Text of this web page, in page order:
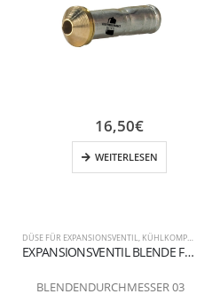
DÜSE FÜR EXPANSIONSVENTIL KÜHLKOMPONENTEN
EXPANSIONSVENTIL BLENDE FLANSCHANSCHLUSS 03
BLENDENDURCHMESSER 03
16,50€
WEITERLESEN